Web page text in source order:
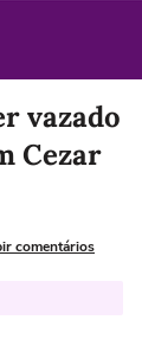
vazado
Cezar
comentários